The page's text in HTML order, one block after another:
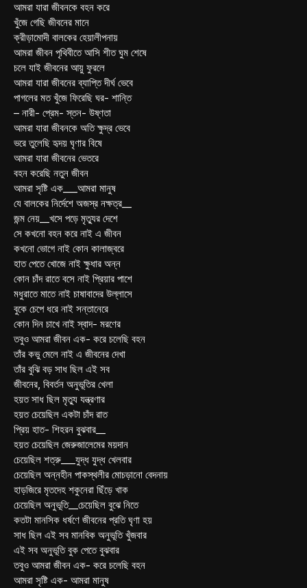
আমরা যারা জীবনকে বহন করে
খুঁজে গেছি জীবনের মানে
ক্রীড়ামোদী বালকের হেয়ালীপনায়
আমরা জীবন পৃথিবীতে আসি শীত ঘুম শেষে
চলে যাই জীবনের আয়ু ফুরলে
আমরা যারা জীবনের ব্যাপ্তি দীর্ঘ ভেবে
পাগলের মত খুঁজে ফিরেছি ঘর- শান্তি
– নারী- প্রেম- স্তন- উষ্ণতা
আমরা যারা জীবনকে অতি ক্ষুদ্র ভেবে
ভরে তুলেছি হৃদয় ঘৃণার বিষে
আমরা যারা জীবনের ভেতরে
বহন করেছি নতুন জীবন
আমরা সৃষ্টি এক___আমরা মানুষ
যে বালকের নির্দেশে অজস্র নক্ষত্র__
জন্ম নেয়__খসে পড়ে মৃত্যুর দেশে
সে কখনো বহন করে নাই এ জীবন
কখনো ভোগে নাই কোন কালাজ্বরে
হাত পেতে খোজে নাই ক্ষুধার অন্ন
কোন চাঁদ রাতে বসে নাই প্রিয়ার পাশে
মধুরাতে মাতে নাই চাষাবাদের উল্লাসে
বুকে চেপে ধরে নাই সন্তানেরে
কোন দিন চাখে নাই স্বাদ- মরণের
তবুও আমরা জীবন এক- করে চলেছি বহন
তাঁর কভু মেলে নাই এ জীবনের দেখা
তাঁর বুঝি বড় সাধ ছিল এই সব
জীবনের, বিবর্তন অনুভূতির খেলা
হয়ত সাধ ছিল মৃত্যু যন্ত্রণার
হয়ত চেয়েছিল একটা চাঁদ রাত
প্রিয় হাত- শিহরন বুঝবার__
হয়ত চেয়েছিল জেরুজালেমের ময়দান
চেয়েছিল শত্রু___যুদ্ধ যুদ্ধ খেলবার
চেয়েছিল অন্নহীন পাকস্থলীর মোচড়ানো বেদনায়
হাড়জিরে মৃতদেহ শকুনেরা ছিঁড়ে খাক
চেয়েছিল অনুভূতি__চেয়েছিল বুঝে নিতে
কতটা মানসিক ধর্ষণে জীবনের প্রতি ঘৃণা হয়
সাধ ছিল এই সব মানবিক অনুভূতি খুঁজবার
এই সব অনুভূতি বুক পেতে বুঝবার
তবুও আমরা জীবন এক- করে চলেছি বহন
আমরা সৃষ্টি এক- আমরা মানুষ